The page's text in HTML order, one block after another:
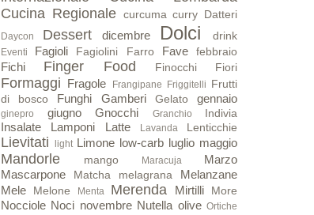
Cucina Regionale
curcuma curry Datteri
Daycon Dessert dicembre Dolci drink
Eventi Fagioli Fagiolini Farro Fave febbraio
Fichi Finger Food Finocchi Fiori
Formaggi Fragole Frangipane Friggitelli Frutti
di bosco
Funghi Gamberi Gelato gennaio
ginepro giugno Gnocchi Granchio Indivia
Insalate Lamponi Latte Lavanda Lenticchie
Lievitati light Limone low-carb luglio maggio
Mandorle mango Maracuja
Marzo
Mascarpone
Matcha melagrana
Melanzane
Mele
Melone Menta Merenda Mirtilli More
Nocciole Noci novembre Nutella olive Ortiche